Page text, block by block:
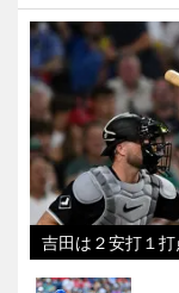
吉田は２安打１